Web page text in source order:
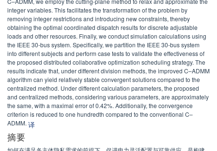
integer variables. This facilitates the transformation of the problem by
removing integer restrictions and introducing new constraints, thereby
obtaining the optimal coordinated dispatch results for discrete adjustable
loads and other resources. Finally, we conduct simulation calculations using
the IEEE 30-bus system. Specifically, we partition the IEEE 30-bus system
into different subjects and perform case tests to validate the effectiveness of
the proposed distributed collaborative optimization scheduling strategy. The
results indicate that, under different division methods, the improved C–ADMM
algorithm can yield relatively stable convergent solutions compared to the
centralized method. Under different calculation parameters, the proposed
and centralized methods, considering various parameters, are approximately
the same, with a maximal error of 0.42%. Additionally, the convergence
criterion is reduced to one hundredth compared to the conventional C–
ADMM. 译
摘要